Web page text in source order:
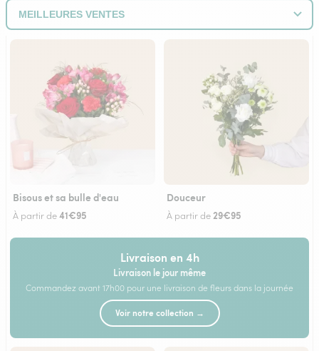
Bisous et sa bulle d'eau
À partir de41€95
Douceur
À partir de 29€95
Livraison en 4h
Livraison le jour même
Commandez avant 17h00 pour une livraison de fleurs dans la journée
Voir notre collection →